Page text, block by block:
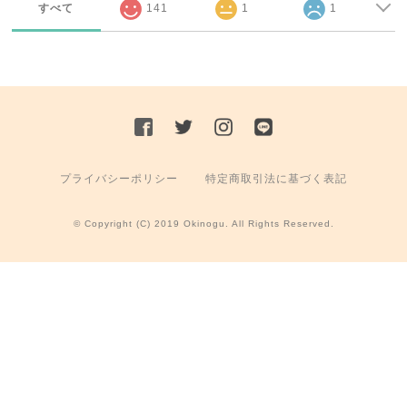
すべて 141 1 1
プライバシーポリシー 特定商取引法に基づく表記
© Copyright (C) 2019 Okinogu. All Rights Reserved.